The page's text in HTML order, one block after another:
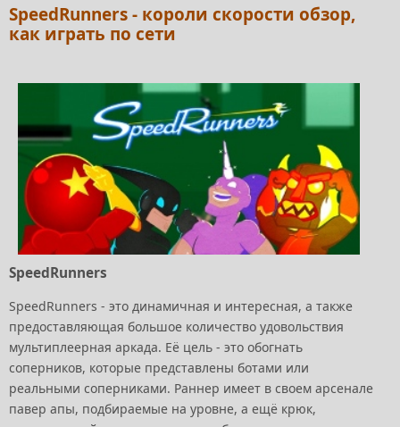
SpeedRunners - короли скорости обзор,
как играть по сети
SpeedRunners
SpeedRunners - это динамичная и интересная, а также
предоставляющая большое количество удовольствия
мультиплеерная аркада. Её цель - это обогнать
соперников, которые представлены ботами или
реальными соперниками. Раннер имеет в своем арсенале
павер апы, подбираемые на уровне, а ещё крюк,